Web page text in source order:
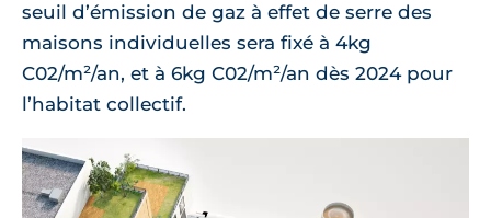
seuil d’émission de gaz à effet de serre des
maisons individuelles sera fixé à 4kg
C02/m²/an, et à 6kg C02/m²/an dès 2024 pour
l’habitat collectif.